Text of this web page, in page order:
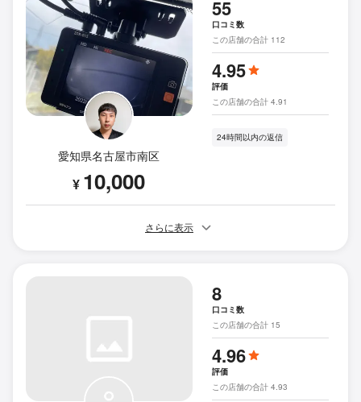
愛知県名古屋市南区
¥ 10,000
55
口コミ数
この店舗の合計 112
4.95
評価
この店舗の合計 4.91
24時間以内の返信
さらに表示
8
口コミ数
この店舗の合計 15
4.96
評価
この店舗の合計 4.93